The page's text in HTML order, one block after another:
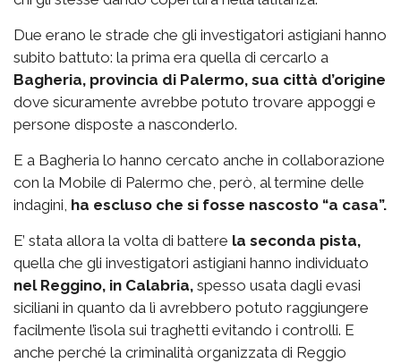
Due erano le strade che gli investigatori astigiani hanno
subito battuto: la prima era quella di cercarlo a
Bagheria, provincia di Palermo, sua città d’origine
dove sicuramente avrebbe potuto trovare appoggi e
persone disposte a nasconderlo.
E a Bagheria lo hanno cercato anche in collaborazione
con la Mobile di Palermo che, però, al termine delle
indagini, ha escluso che si fosse nascosto “a casa”.
E’ stata allora la volta di battere la seconda pista,
quella che gli investigatori astigiani hanno individuato
nel Reggino, in Calabria, spesso usata dagli evasi
siciliani in quanto da lì avrebbero potuto raggiungere
facilmente l’isola sui traghetti evitando i controlli. E
anche perché la criminalità organizzata di Reggio